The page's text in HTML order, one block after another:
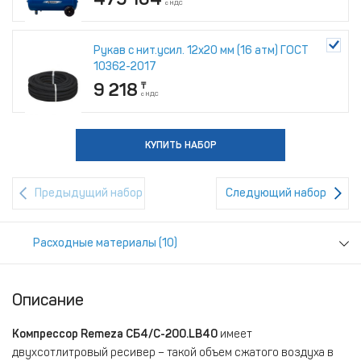
Предыдущий набор
КУПИТЬ НАБОР
с НДС
Рукав с нит.усил. 12х20 мм (16 атм) ГОСТ
10362-2017
9 218 ₸
с НДС
КУПИТЬ НАБОР
с НДС
Шланг из маслостойкой резины с
фитингами, 8x13мм, 15м FUBAG [170106]
16 109 с НДС
КУПИТЬ НАБОР
с НДС
КУПИТЬ НАБОР
с НДС
КУПИТЬ НАБОР
с НДС
Следующий набор
Расходные материалы (10)
Описание
Компрессор Remeza СБ4/С-200.LB40 имеет
двухсотлитровый ресивер – такой объем сжатого воздуха в